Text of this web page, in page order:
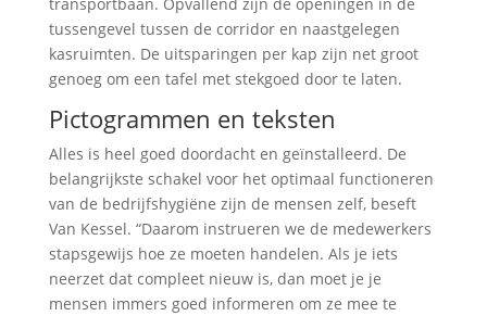
tussengevel tussen de corridor en naastgelegen
kasruimten. De uitsparingen per kap zijn net groot
genoeg om een tafel met stekgoed door te laten.
Pictogrammen en teksten
Alles is heel goed doordacht en geïnstalleerd. De
belangrijkste schakel voor het optimaal functioneren
van de bedrijfshygiëne zijn de mensen zelf, beseft
Van Kessel. “Daarom instrueren we de medewerkers
stapsgewijs hoe ze moeten handelen. Als je iets
neerzet dat compleet nieuw is, dan moet je je
mensen immers goed informeren om ze mee te